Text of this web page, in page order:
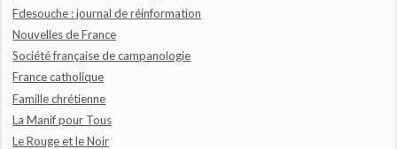
Fdesouche : journal de réinformation
Nouvelles de France
Société française de campanologie
France catholique
Famille chrétienne
La Manif pour Tous
Le Rouge et le Noir